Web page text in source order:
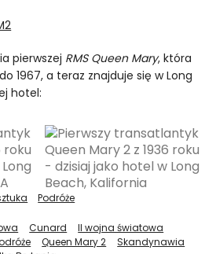
pierwszej RMS Queen Mary, która
1967, a teraz znajduje się w Long
hotel:
Podróże
Cunard
II wojna światowa
Queen Mary 2
Skandynawia